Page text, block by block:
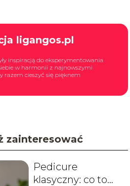
ligangos.pl
inspiracją do eksperymentowania
w harmonii z najnowszymi
razem cieszyć się pięknem
zainteresować
Pedicure
klasyczny: co to